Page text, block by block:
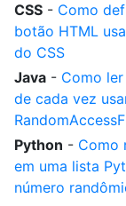
CSS - Como
botão HTML
do CSS
Java - Como
de cada vez
Python - Como
em uma lista
número